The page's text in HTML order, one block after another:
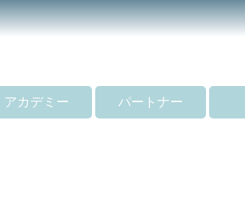
アカデミー パートナー